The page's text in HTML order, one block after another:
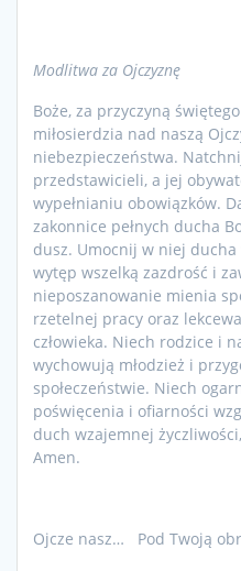
Modlitwa za Ojczyznę
Boże, za przyczyną
miłosierdzia nad naszą
niebezpieczeństwa.
przedstawicieli, a jej
wypełnianiu obowiązków.
zakonnice pełnych ducha
dusz. Umocnij w niej
wytęp wszelką zazdrość i
nieposzanowanie mienia
rzetelnej pracy oraz
człowieka. Niech rodzice i
wychowują młodzież i
społeczeństwie. Niech
poświęcenia i ofiarności
duch wzajemnej
Amen.
Ojcze nasz… Pod Twoją